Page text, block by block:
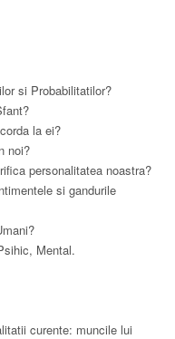
si Probabilitatilor?
la ei?
noi?
personalitatea noastra?
si gandurile
Mental.
curente: muncile lui